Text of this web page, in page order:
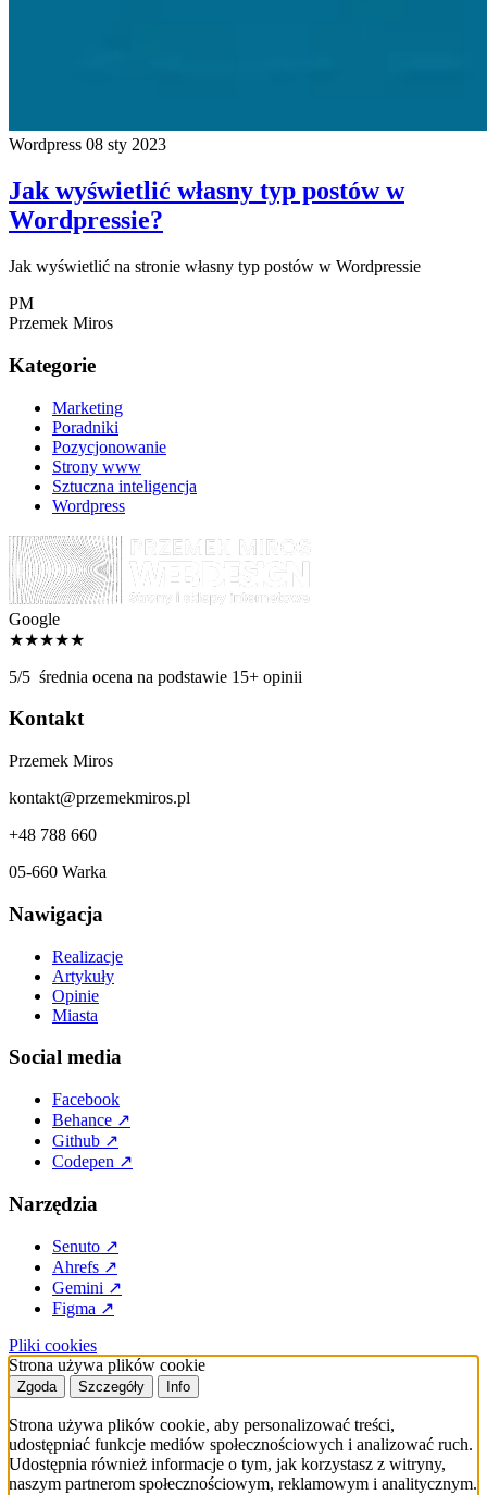
Wordpress 08 sty 2023
Jak wyświetlić własny typ postów w
Wordpressie?
Jak wyświetlić na stronie własny typ postów w Wordpressie
PM
Przemek Miros
Kategorie
Marketing
Poradniki
Pozycjonowanie
Strony www
Sztuczna inteligencja
Wordpress
Google
★★★★★
5/5 średnia ocena na podstawie 15+ opinii
Kontakt
Przemek Miros
kontakt@przemekmiros.pl
+48 788 660
05-660 Warka
Nawigacja
Realizacje
Artykuły
Opinie
Miasta
Social media
Facebook
Behance ↗
Github ↗
Codepen ↗
Narzędzia
Senuto ↗
Ahrefs ↗
Gemini ↗
Figma ↗
Pliki cookies
Strona używa plików cookie
Zgoda Szczegóły Info
Strona używa plików cookie, aby personalizować treści,
udostępniać funkcje mediów społecznościowych i analizować ruch.
Udostępnia również informacje o tym, jak korzystasz z witryny,
naszym partnerom społecznościowym, reklamowym i analitycznym.